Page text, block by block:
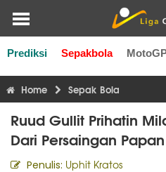
Prediksi Sepakbola
Liga Inggris Liga Italia Liga
Home Sepak Bola
Ruud Gullit Prihatin
Dari Persaingan
Penulis: Uphit Kratos